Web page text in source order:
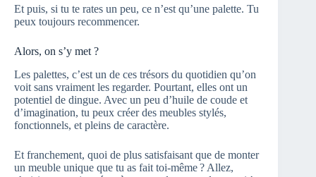
Et puis, si tu te rates un peu, ce n’est qu’une palette. Tu
peux toujours recommencer.
Alors, on s’y met ?
Les palettes, c’est un de ces trésors du quotidien qu’on
voit sans vraiment les regarder. Pourtant, elles ont un
potentiel de dingue. Avec un peu d’huile de coude et
d’imagination, tu peux créer des meubles stylés,
fonctionnels, et pleins de caractère.
Et franchement, quoi de plus satisfaisant que de monter
un meuble unique que tu as fait toi-même ? Allez,